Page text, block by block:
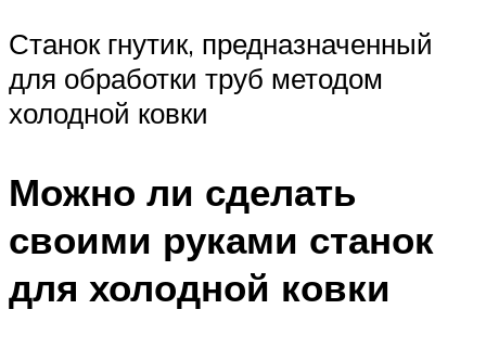
Станок гнутик, предназначенный
для обработки труб методом
холодной ковки
Можно ли сделать
своими руками станок
для холодной ковки